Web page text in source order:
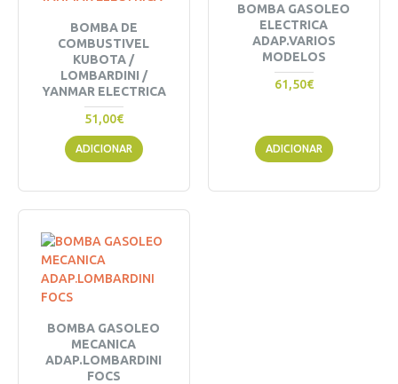
BOMBA DE
COMBUSTIVEL
KUBOTA /
LOMBARDINI /
YANMAR ELECTRICA
51,00€
ADICIONAR
BOMBA GASOLEO
ELECTRICA
ADAP.VARIOS
MODELOS
61,50€
ADICIONAR
BOMBA GASOLEO
MECANICA
ADAP.LOMBARDINI
FOCS